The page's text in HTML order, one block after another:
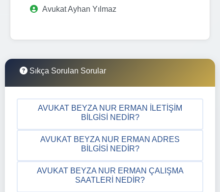
Avukat Ayhan Yılmaz
Sıkça Sorulan Sorular
AVUKAT BEYZA NUR ERMAN İLETIŞIM
BILGISI NEDIR?
AVUKAT BEYZA NUR ERMAN ADRES
BILGISI NEDIR?
AVUKAT BEYZA NUR ERMAN ÇALIŞMA
SAATLERI NEDIR?